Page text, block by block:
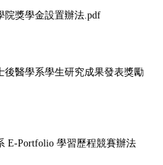
院獎學金設置辦法.pdf
後醫學系學生研究成果發表獎勵
E‑Portfolio 學習歷程競賽辦法